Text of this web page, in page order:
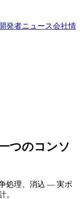
開発者ニュース会社情
つのコンソ
処理、消込 — 実ボ
。